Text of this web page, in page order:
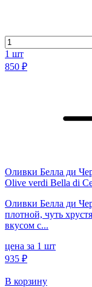
1 шт
850 ₽
Оливки Белла ди
Olive verdi Bella di
Оливки Белла ди
плотной, чуть
вкусом с...
цена за 1 шт
935 ₽
В корзину